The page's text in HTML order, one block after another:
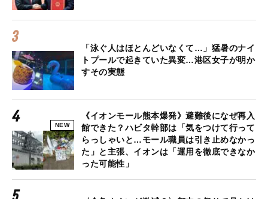
「泳ぐ人はほとんどいなくて…」猛暑のナイ
トプールで起きていた異変…港区女子が明か
すその実態
NEW
《イオンモール熊本爆発》避難後になぜ再入
館できた？ハビタ幹部は「気をつけて行って
らっしゃいと…モール職員は引き止めなかっ
た」と主張、イオンは「運用を徹底できなか
った可能性」